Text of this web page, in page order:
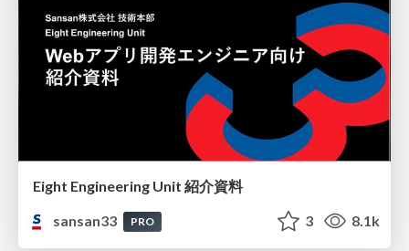
Eight Engineering Unit 紹介資料
sansan33
PRO 3 8.1k